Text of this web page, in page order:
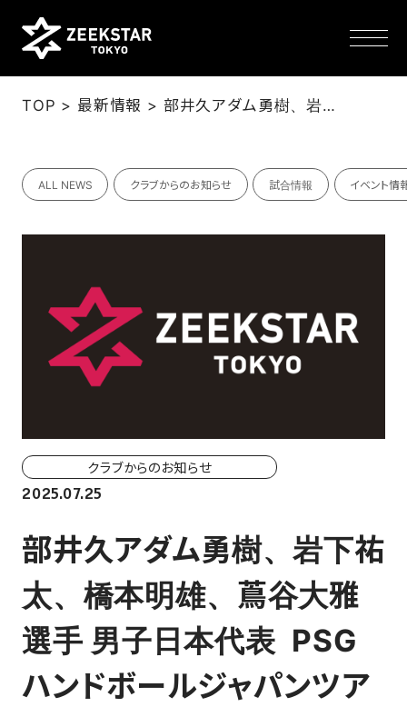
NEWS
TEAM
SCHEDULE
TICKET
会場（座席・価格表）
チケット購入方法
各座席について
観戦ガイド
FAN CLUB
TOP > 最新情報 > 部井久アダム勇樹、岩下祐太、橋本明雄、蔦谷大雅選手 男子日本代表 PSGハンドボールジャパンツアー2025 参加メンバー選出のお知らせ
クラブからのお知らせ
2025.07.25
部井久アダム勇樹、岩下祐
太、橋本明雄、蔦谷大雅
選手 男子日本代表 PSG
ハンドボールジャパンツア
ALL NEWS クラブからのお知らせ 試合情報 イベント情